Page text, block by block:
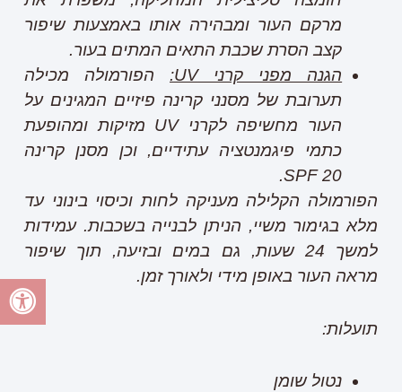
מרקם העור ומבהירה אותו באמצעות שיפור
קצב הסרת שכבת התאים המתים בעור.
הגנה מפני קרניUV
: הפורמולה מכילה
תערובת של מסנני קרינה פיזיים המגינים על
העור מחשיפה לקרניUV מזיקות ומהופעת
כתמי פיגמנטציה עתידיים, וכן מסנן קרינה
SPF 20
.
הפורמולה הקלילה מעניקה לחות וכיסוי בינוני עד
מלא בגימור משיי, הניתן לבנייה בשכבות. עמידות
למשך 24 שעות, גם במים ובזיעה, תוך שיפור
מראה העור באופן מידי ולאורך זמן.
תועלות:
נטול שומן